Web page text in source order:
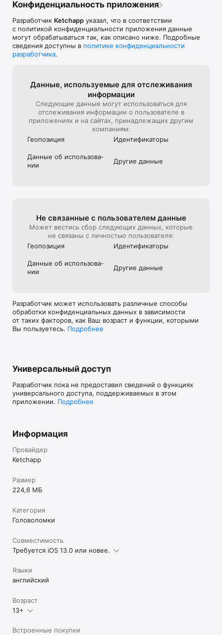
Конфиденциальность приложения
Разработчик Ketchapp указал, что в соответствии
с политикой конфиденциальности приложения данные
могут обрабатываться так, как описано ниже. Подробные
сведения доступны в политике конфиденциальности
разработчика.
Данные, используе­мые для отслежи­вания
информации
Следующие данные могут использоваться для
отслеживания информации о пользователе в
приложениях и на сайтах, принадлежащих другим
компаниям:
Геопозиция
Идентифика­торы
Данные об использова­
нии
Другие данные
Не связанные с пользова­телем данные
Может вестись сбор следующих данных, которые
не связаны с личностью пользователя:
Геопозиция
Идентифика­торы
Данные об использова­
нии
Другие данные
Разработчик может использовать различные способы
обработки конфиденциальных данных в зависимости
от таких факторов, как Ваш возраст и функции, которыми
Вы пользуетесь. Подробнее
Универсальный доступ
Разработчик пока не предоставил сведений о функциях
универсального доступа, поддерживаемых в этом
приложении. Подробнее
Информация
Провайдер
Ketchapp
Размер
224,6 МБ
Категория
Головоломки
Совместимость
Требуется iOS 13.0 или новее.
Языки
английский
Возраст
13+
Встроенные покупки